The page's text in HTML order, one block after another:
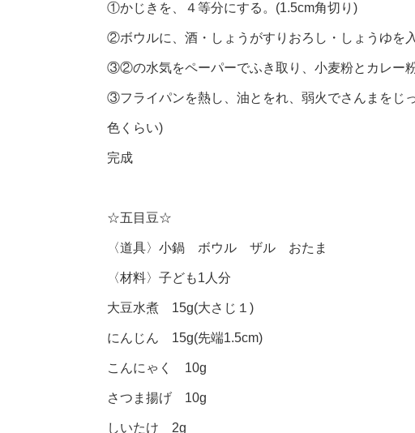
①かじきを、４等分にする。(1.5cm角切り)
②ボウルに、酒・しょうがすりおろし・しょうゆ
③②の水気をペーパーでふき取り、小麦粉とカレー粉
③フライパンを熱し、油とをれ、弱火でさんまをじ
色くらい)
完成
☆五目豆☆
〈道具〉小鍋 ボウル ザル おたま
〈材料〉子ども1人分
大豆水煮 15g(大さじ１)
にんじん 15g(先端1.5cm)
こんにゃく 10g
さつま揚げ 10g
しいたけ 2g